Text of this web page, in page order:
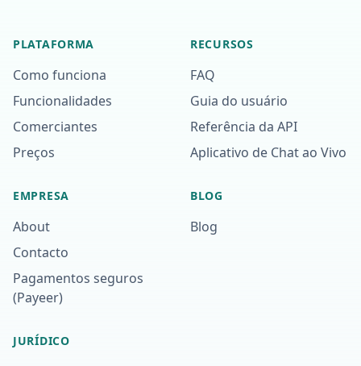
PLATAFORMA
Como funciona
Funcionalidades
Comerciantes
Preços
RECURSOS
FAQ
Guia do usuário
Referência da API
Aplicativo de Chat ao Vivo
EMPRESA
About
Contacto
Pagamentos seguros
(Payeer)
BLOG
Blog
JURÍDICO